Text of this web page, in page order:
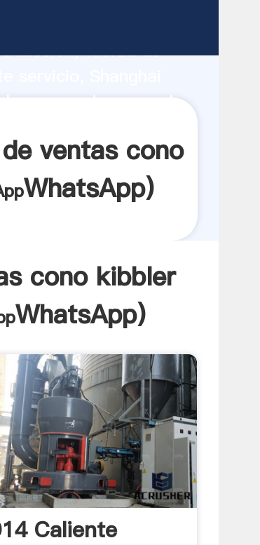
fuerza de
proveedor crea el
ventas cono
WhatsApp)
cono kibbler
WhatsApp)
Caliente